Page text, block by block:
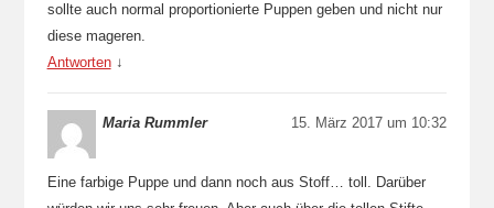
sollte auch normal proportionierte Puppen geben und nicht nur
diese mageren.
Antworten ↓
Maria Rummler 15. März 2017 um 10:32
Eine farbige Puppe und dann noch aus Stoff… toll. Darüber